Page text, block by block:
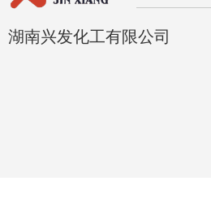
湖南兴发化工有限公司